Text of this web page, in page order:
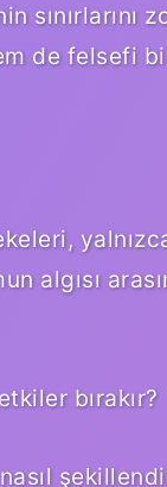
de felsefi
algısı
bırakır?